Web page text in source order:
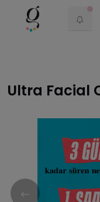
Ultra Facial